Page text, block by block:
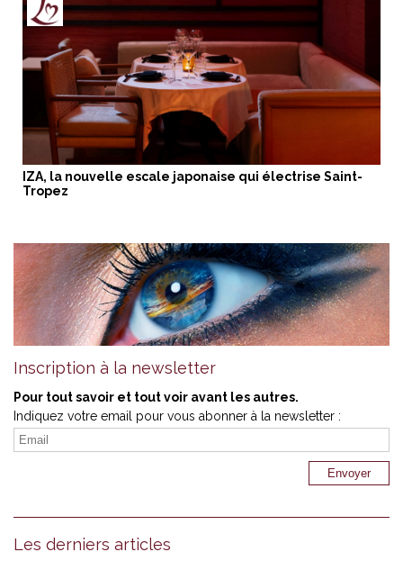
IZA, la nouvelle escale japonaise qui électrise Saint-
Tropez
Inscription à la newsletter
Pour tout savoir et tout voir avant les autres.
Indiquez votre email pour vous abonner à la newsletter :
Les derniers articles